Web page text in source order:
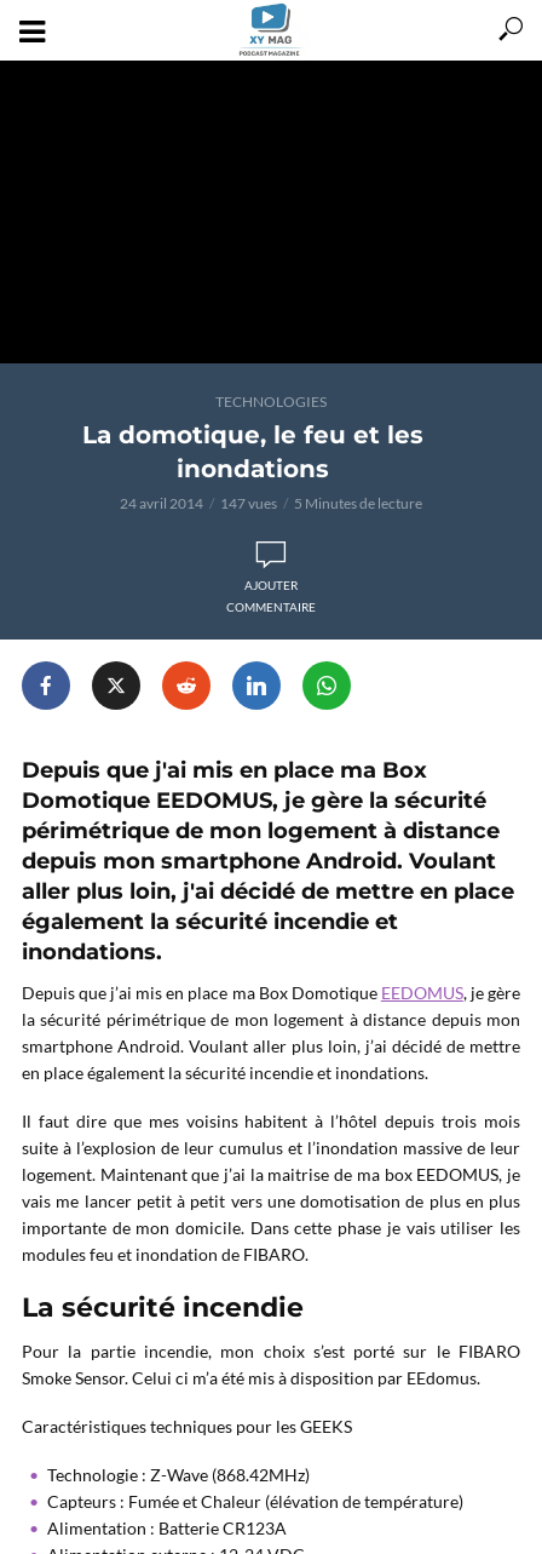
TECHNOLOGIES
La domotique, le feu et les
inondations
24 avril 2014 147 vues 5 Minutes de lecture
AJOUTER
COMMENTAIRE
Depuis que j'ai mis en place ma Box
Domotique EEDOMUS, je gère la sécurité
périmétrique de mon logement à distance
depuis mon smartphone Android. Voulant
aller plus loin, j'ai décidé de mettre en place
également la sécurité incendie et
inondations.
Depuis que j’ai mis en place ma Box Domotique EEDOMUS, je gère
la sécurité périmétrique de mon logement à distance depuis mon
smartphone Android. Voulant aller plus loin, j’ai décidé de mettre
en place également la sécurité incendie et inondations.
Il faut dire que mes voisins habitent à l’hôtel depuis trois mois
suite à l’explosion de leur cumulus et l’inondation massive de leur
logement. Maintenant que j’ai la maitrise de ma box EEDOMUS, je
vais me lancer petit à petit vers une domotisation de plus en plus
importante de mon domicile. Dans cette phase je vais utiliser les
modules feu et inondation de FIBARO.
La sécurité incendie
Pour la partie incendie, mon choix s’est porté sur le FIBARO
Smoke Sensor. Celui ci m’a été mis à disposition par EEdomus.
Caractéristiques techniques pour les GEEKS
Technologie : Z-Wave (868.42MHz)
Capteurs : Fumée et Chaleur (élévation de température)
Alimentation : Batterie CR123A